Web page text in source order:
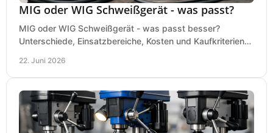
MIG oder WIG Schweißgerät - was passt?
MIG oder WIG Schweißgerät - was passt besser?
Unterschiede, Einsatzbereiche, Kosten und Kaufkriterien
22. Juni 2026